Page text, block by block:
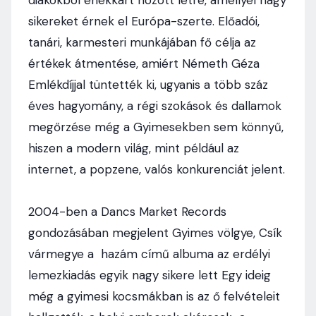
sikereket érnek el Európa-szerte. Előadói,
tanári, karmesteri munkájában fő célja az
értékek átmentése, amiért Németh Géza
Emlékdíjjal tüntették ki, ugyanis a több száz
éves hagyomány, a régi szokások és dallamok
megőrzése még a Gyimesekben sem könnyű,
hiszen a modern világ, mint például az
internet, a popzene, valós konkurenciát jelent.
2004-ben a Dancs Market Records
gondozásában megjelent Gyimes völgye, Csík
vármegye a hazám című albuma az erdélyi
lemezkiadás egyik nagy sikere lett Egy ideig
még a gyimesi kocsmákban is az ő felvételeit